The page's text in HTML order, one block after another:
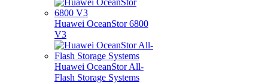
Huawei OceanStor 6800
V3
Huawei OceanStor All-
Flash Storage Systems